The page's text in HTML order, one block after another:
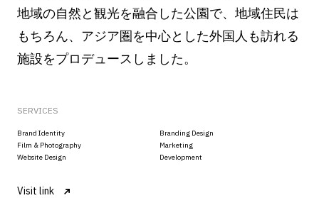
地域の自然と観光を融合した公園で、地域住民は
もちろん、アジア圏を中心とした外国人も訪れる
施設をプロデュースしました。
SERVICES
Brand Identity
Branding Design
Film & Photography
Marketing
Website Design
Development
Visit link